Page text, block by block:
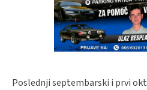
Poslednji septembarski i prvi